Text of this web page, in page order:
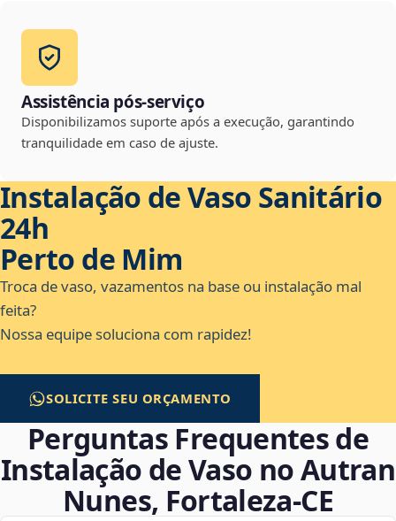
Assistência pós-serviço
Disponibilizamos suporte após a execução, garantindo
tranquilidade em caso de ajuste.
Instalação de Vaso Sanitário
24h
Perto de Mim
Troca de vaso, vazamentos na base ou instalação mal
feita?
Nossa equipe soluciona com rapidez!
SOLICITE SEU ORÇAMENTO
Perguntas Frequentes de
Instalação de Vaso no Autran
Nunes, Fortaleza‑CE